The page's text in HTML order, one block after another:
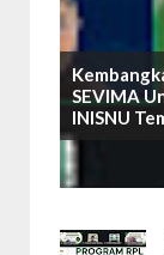
SEVIMA
INISNU